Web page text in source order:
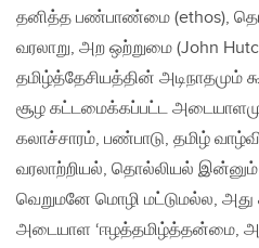
தனித்த பண்பாண்மை (ethos),
வரலாறு, அற ஒற்றுமை (John
தமிழ்த்தேசியத்தின் அடிநாதமும்
சூழ கட்டமைக்கப்பட்ட
கலாச்சாரம், பண்பாடு, தமிழ்
வரலாற்றியல், தொல்லியல்
வெறுமனே மொழி மட்டுமல்ல, அது
அடையாள ‘ஈழத்தமிழ்த்தன்மை,